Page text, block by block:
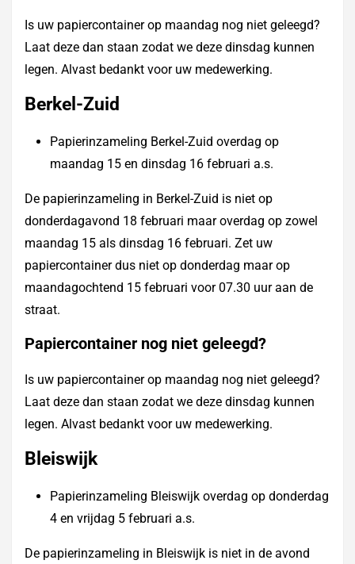
Is uw papiercontainer op maandag nog niet geleegd?
Laat deze dan staan zodat we deze dinsdag kunnen
legen. Alvast bedankt voor uw medewerking.
Berkel-Zuid
Papierinzameling Berkel-Zuid overdag op
maandag 15 en dinsdag 16 februari a.s.
De papierinzameling in Berkel-Zuid is niet op
donderdagavond 18 februari maar overdag op zowel
maandag 15 als dinsdag 16 februari. Zet uw
papiercontainer dus niet op donderdag maar op
maandagochtend 15 februari voor 07.30 uur aan de
straat.
Papiercontainer nog niet geleegd?
Is uw papiercontainer op maandag nog niet geleegd?
Laat deze dan staan zodat we deze dinsdag kunnen
legen. Alvast bedankt voor uw medewerking.
Bleiswijk
Papierinzameling Bleiswijk overdag op donderdag
4 en vrijdag 5 februari a.s.
De papierinzameling in Bleiswijk is niet in de avond